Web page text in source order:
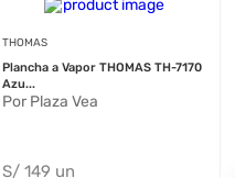
THOMAS
Plancha a Vapor THOMAS TH-7170
Azu...
Por Plaza Vea
S/ 149 un